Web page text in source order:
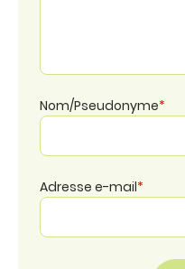
Nom/Pseudonyme*
Adresse e-mail*